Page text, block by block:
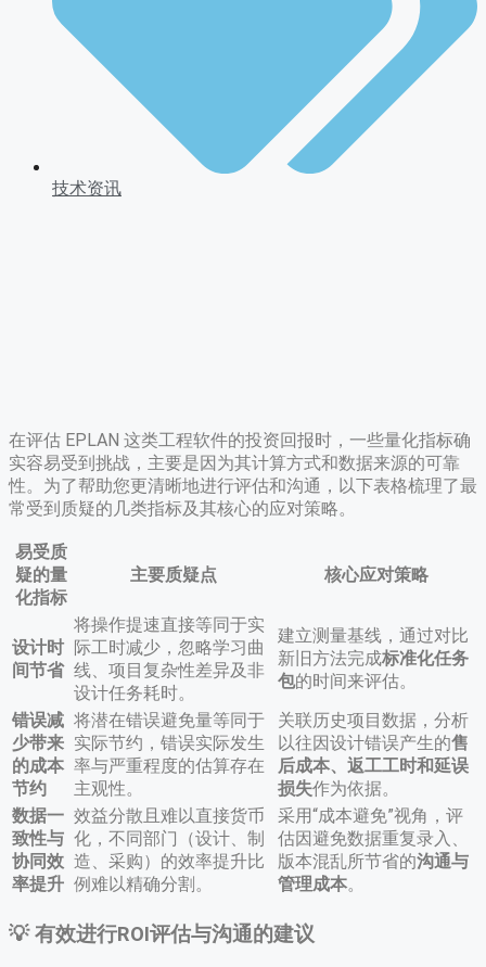
技术资讯
在评估 EPLAN 这类工程软件的投资回报时，一些量化指标确
实容易受到挑战，主要是因为其计算方式和数据来源的可靠
性。为了帮助您更清晰地进行评估和沟通，以下表格梳理了最
常受到质疑的几类指标及其核心的应对策略。
易受质
疑的量
化指标
主要质疑点 核心应对策略
设计时
间节省
将操作提速直接等同于实
际工时减少，忽略学习曲
线、项目复杂性差异及非
设计任务耗时。
建立测量基线，通过对比
新旧方法完成标准化任务
包的时间来评估。
错误减
少带来
的成本
节约
将潜在错误避免量等同于
实际节约，错误实际发生
率与严重程度的估算存在
主观性。
关联历史项目数据，分析
以往因设计错误产生的售
后成本、返工工时和延误
损失作为依据。
数据一
致性与
协同效
率提升
效益分散且难以直接货币
化，不同部门（设计、制
造、采购）的效率提升比
例难以精确分割。
采用“成本避免”视角，评
估因避免数据重复录入、
版本混乱所节省的沟通与
管理成本​。
💡 有效进行ROI评估与沟通的建议